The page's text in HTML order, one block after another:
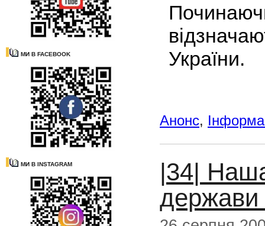
МИ В FACEBOOK
МИ В INSTAGRAM
України.
Анонс,
|34|
держави